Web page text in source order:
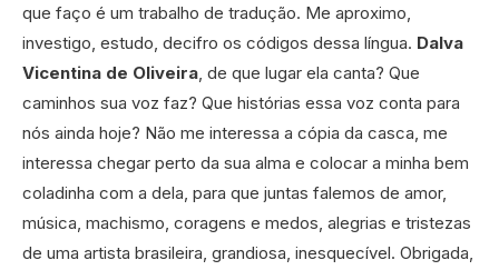
que faço é um trabalho de tradução. Me aproximo,
investigo, estudo, decifro os códigos dessa língua. Dalva
Vicentina de Oliveira , de que lugar ela canta? Que
caminhos sua voz faz? Que histórias essa voz conta para
nós ainda hoje? Não me interessa a cópia da casca, me
interessa chegar perto da sua alma e colocar a minha bem
coladinha com a dela, para que juntas falemos de amor,
música, machismo, coragens e medos, alegrias e tristezas
de uma artista brasileira, grandiosa, inesquecível. Obrigada,